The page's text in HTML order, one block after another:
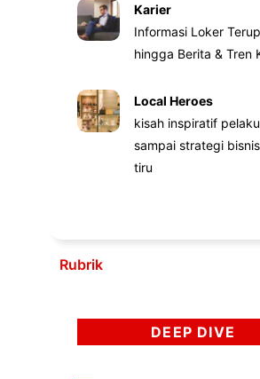
Karier
Informasi Loker
hingga Berita & Tren
Local Heroes
kisah inspiratif
sampai strategi
tiru
Rubrik
DEEP DIVE